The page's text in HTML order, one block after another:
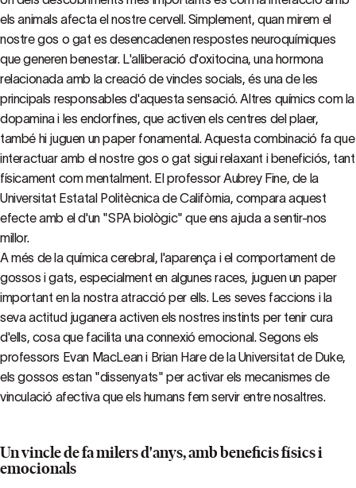
els animals afecta el nostre cervell. Simplement, quan mirem el
nostre gos o gat es desencadenen respostes neuroquímiques
que generen benestar. L'alliberació d'oxitocina, una hormona
relacionada amb la creació de vincles socials, és una de les
principals responsables d'aquesta sensació. Altres químics com la
dopamina i les endorfines, que activen els centres del plaer,
també hi juguen un paper fonamental. Aquesta combinació fa que
interactuar amb el nostre gos o gat sigui relaxant i beneficiós, tant
físicament com mentalment. El professor Aubrey Fine, de la
Universitat Estatal Politècnica de Califòrnia, compara aquest
efecte amb el d'un "SPA biològic" que ens ajuda a sentir-nos
millor.
A més de la química cerebral, l'aparença i el comportament de
gossos i gats, especialment en algunes races, juguen un paper
important en la nostra atracció per ells. Les seves faccions i la
seva actitud juganera activen els nostres instints per tenir cura
d'ells, cosa que facilita una connexió emocional. Segons els
professors Evan MacLean i Brian Hare de la Universitat de Duke,
els gossos estan "dissenyats" per activar els mecanismes de
vinculació afectiva que els humans fem servir entre nosaltres.
Un vincle de fa milers d'anys, amb beneficis físics i
emocionals